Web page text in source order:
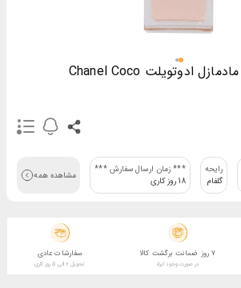
عطر زنانه کوکو شنل مادمازل ادوتویلت Chanel Coco
رایحه
گلفام
*** زمان ارسال سفارش ***
18 روز کاری
مشاهده همه
7 روز ضمانت برگشت کالا
در صورت وجود ایراد
سفارشات عادی
تحویل 2 الی 5 روز کاری